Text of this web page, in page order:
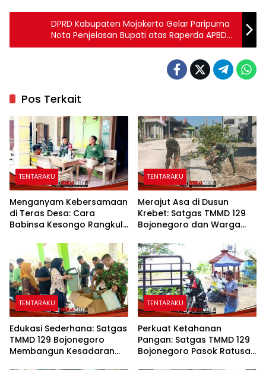
DPRD Kabupaten Mojokerto Gelar Paripurna
Nota Penjelasan Bupati atas Raperda APBD
Tahun Anggaran 2019
Pos Terkait
TENTARAKU
Menganyam Kebersamaan
di Teras Desa: Cara
Babinsa Kesongo Rangkul
129 Bojonegoro
TENTARAKU
Merajut Asa di Dusun
Krebet: Satgas TMMD 129
Bojonegoro dan Warga
TENTARAKU
Edukasi Sederhana: Satgas
TMMD 129 Bojonegoro
Membangun Kesadaran
TENTARAKU
Perkuat Ketahanan
Pangan: Satgas TMMD 129
Bojonegoro Pasok Ratusan